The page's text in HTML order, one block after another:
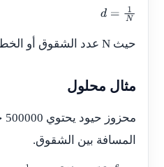
d =1 N
حيث Nعدد الشقوق أو
مثال محلول
محزوز حيود يحتوي 500000
المسافة بين الشقوق.